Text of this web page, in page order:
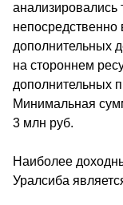
анализировались
непосредственно
дополнительных
на стороннем
дополнительных
Минимальная
3 млн руб.
Наиболее
Уралсиба